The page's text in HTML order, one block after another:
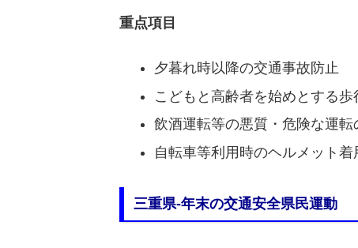
重点項目
夕暮れ時以降の交通事故防止
こどもと高齢者を始めとする
飲酒運転等の悪質・危険な運転
自転車等利用時のヘルメット
三重県-年末の交通安全県民運動